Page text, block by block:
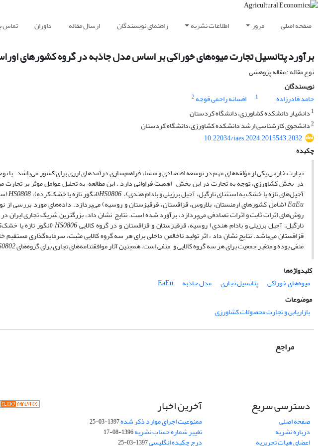
صفحه اصلی مرور اطلاعات نشریه راهنمای نویسندگان ارسال مقاله داوران تماس
برآورد پتانسیل تجارت میوه‌های خوراکی بر اساس مدل جاذبه در گروه کشورهای
نوع مقاله : مقاله پژوهشی
نویسندگان
حامد قادرزاده
1 افسانه راحمی قوجه 2
1 دانشیار دانشکده کشاورزی،دانشگاه کردستان
2دانشجوی کارشناسی ارشد دانشکده کشاورزی،دانشگاه کردستان
10.22034/iaes.2024.2015543.2032
چکیده
تجارت خارجی یکی از مؤلفه‌های مهم در توسعه اقتصادی و منشاء فراهم‌سازی درآمدهای ارزی برای کشور می‌باشد. با
در بخش کشاورزی، توجه به تجارت در این بخش اهمیت فراوانی دارد . این مطالعه به تحلیل عوامل موثر بر تجارت
آجیل‌های تازه یا خشک به استثنای نارگیل، آجیل برزیلی و بادام هندی)، HS0806(انگور تازه یا خشک‌کرده)،HS0808
EaEu
روش‌های اثرات ثابت و اثرات تصادفی می‌پردازد، برآورد شده است. نتایج نشان داد، بزرگترین شریک تجاری ایران در
نارگیل، آجیل برزیلی و بادام هندی) روسیه، قرقیزستان و قزاقستان و در گروه کالاییHS0806(انگور تازه یا
قزاقستان می‌باشد. نتایج نشان داد ، اثر تولید ناخالص داخلی برای هر سه گروه کالایی مثبت، سرمایه‌گذاری مستقیم
منفی بوده و متغیر جمعیت برای هر سه گروه کالایی و منفی است، همچنین آثار موافقتنامه‌های تجاری برای گروه‌های
کلیدواژه‌ها
میوه‌های خوراکی
پتانسیل تجاری مدل جاذبه
EaEu
موضوعات
بازاریابی و تجارت محصولات کشاورزی
مراجع
دسترسی سریع
صفحه اصلی
درباره نشریه
اعضای هیات تحریریه
آخرین اخبار
ممنوعیت اجرای موارد ذکر شده1397-03-25
تغییر شماره حساب نشریه1396-08-17
درج چکیده انگلیسی1397-03-25